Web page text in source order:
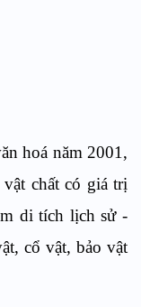
hoá năm 2001,
chất có giá trị
di tích lịch sử -
cổ vật, bảo vật